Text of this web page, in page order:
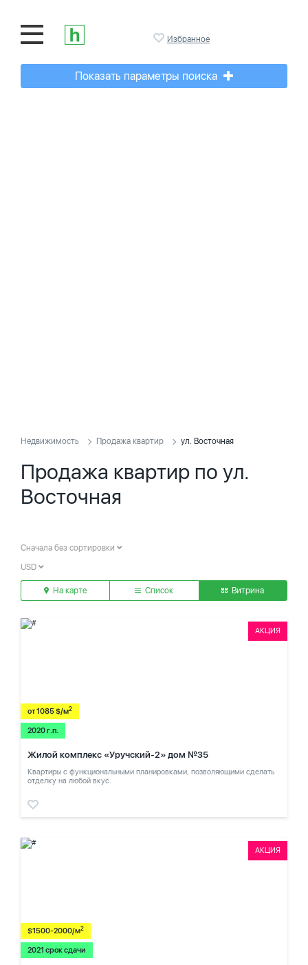
Избранное
Показать параметры поиска
Недвижимость Продажа квартир ул. Восточная
Продажа квартир по ул.
Восточная
Сначала без сортировки
USD
На карте Список Витрина
АКЦИЯ
от 1085 $/м2
2020 г.п.
Жилой комплекс «Уручский-2» дом №35
Квартиры с функциональными планировками, позволяющими сделать
отделку на любой вкус.
АКЦИЯ
$1500-2000/м2
2021 срок сдачи